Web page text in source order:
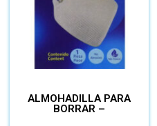
ALMOHADILLA PARA
BORRAR –